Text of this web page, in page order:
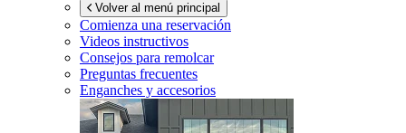
Volver al menú principal
Comienza una reservación
Videos instructivos
Consejos para remolcar
Preguntas frecuentes
Enganches y accesorios